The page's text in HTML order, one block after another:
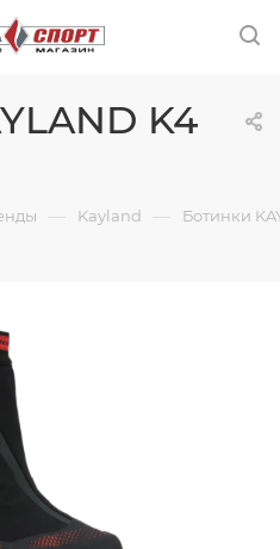
K4
— Kayland — Ботинки